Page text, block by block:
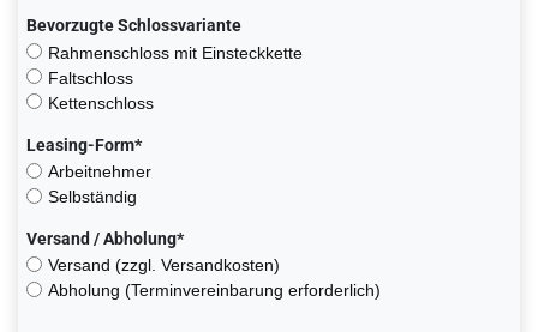
Bevorzugte Schlossvariante
Rahmenschloss mit Einsteckkette
Faltschloss
Kettenschloss
Leasing-Form*
Arbeitnehmer
Selbständig
Versand / Abholung*
Versand (zzgl. Versandkosten)
Abholung (Terminvereinbarung erforderlich)